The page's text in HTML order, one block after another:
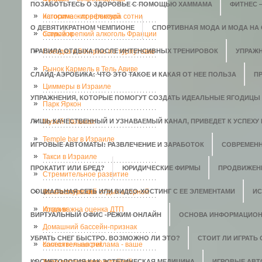
ПОЗАБОТЬТЕСЬ О ЗДОРОВЬЕ С ПОМОЩЬЮ ХАММАМА ФИТНЕС
О ДЕВЯТИКРАТНОМ ЧЕМПИОНЕ СПОРТИВНАЯ МОДА И МОДА НА
ПРАВИЛА ОТДЫХА ПОСЛЕ ИНТЕНСИВНЫХ ТРЕНИРОВОК
СЛАЙД-АЭРОБИКА: ЧТО ЭТО ТАКОЕ И КАКАЯ ОТ НЕЕ ПОЛЬЗА
УПРАЖНЕНИЯ, КОТОРЫЕ ПОМОГУТ СОЗДАТЬ ИДЕАЛЬНЫЕ ЯГОДИЦЫ
ЛИШЬ КАЧЕСТВЕННЫЙ И УЗНАВАЕМЫЙ КАНАЛ, ПРИВЕДЕТ К УСПЕХУ
ИГРОВЫЕ АВТОМАТЫ: РАЗВЛЕЧЕНИЕ И ЗАРАБОТОК
ПРОКАТИТ ИЛИ БРЕД? ЮРИДИЧЕСКИЕ ФИРМЫ
СОЦИАЛЬНАЯ СЕТЬ ИЛИ ВИДЕО-ХОСТИНГ С ЕЕ ЭЛЕМЕНТАМИ
ВИРТУАЛЬНЫЙ ОФИС -РЕЖИМ ОНЛАЙН ОСНОВА
УБРАТЬ СНЕГ БЫСТРО. ВОЗМОЖНО ЛИ ЭТО? СТОИТ ЛИ ИГРАТЬ
исторических реликвий
Кагосима – префектура сотни
островов
Самый крепкий алкоголь Франции
Поездка в Венгрию по турпутевке
Рынок Кармель в Тель Авиве
Циммеры в Израиле
Парк Яркон
Музей Пальмах
Temple bar в Израиле
Такси в Израиле
Стремительное развитие
кальянокурения
Фантастический отдых в горной
Италии
Когда важна оценка ДТП
Домашний бассейн-признак
состоятельности!
Качественная реклама - ваше